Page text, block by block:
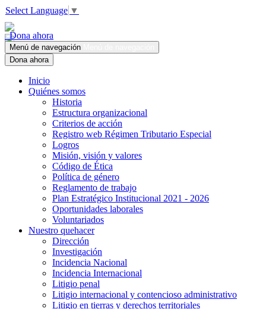
Select Language ▼
Dona ahora
Menú de navegación
Dona ahora
Inicio
Quiénes somos
Historia
Estructura organizacional
Criterios de acción
Registro web Régimen Tributario Especial
Logros
Misión, visión y valores
Código de Ética
Política de género
Reglamento de trabajo
Plan Estratégico Institucional 2021 - 2026
Oportunidades laborales
Voluntariados
Nuestro quehacer
Dirección
Investigación
Incidencia Nacional
Incidencia Internacional
Litigio penal
Litigio internacional y contencioso administrativo
Litigio en tierras y derechos territoriales